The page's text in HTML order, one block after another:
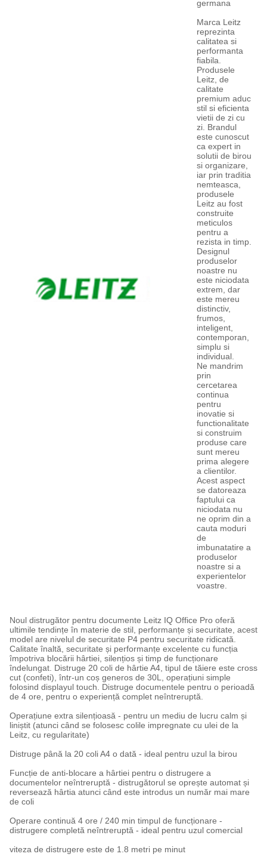
germana
Marca Leitz
reprezinta
calitatea si
performanta
fiabila.
Produsele
Leitz, de
calitate
premium aduc
stil si eficienta
vietii de zi cu
zi. Brandul
este cunoscut
ca expert in
solutii de birou
si organizare,
iar prin traditia
nemteasca,
produsele
Leitz au fost
construite
meticulos
pentru a
rezista in timp.
Designul
produselor
noastre nu
este niciodata
extrem, dar
este mereu
distinctiv,
frumos,
inteligent,
contemporan,
simplu si
individual.
Ne mandrim
prin
cercetarea
continua
pentru
inovatie si
functionalitate
si construim
produse care
sunt mereu
prima alegere
a clientilor.
Acest aspect
se datoreaza
faptului ca
niciodata nu
ne oprim din a
cauta moduri
de
imbunatatire a
produselor
noastre si a
experientelor
voastre.
Noul distrugător pentru documente Leitz IQ Office Pro oferă
ultimile tendințe în materie de stil, performanțe și securitate, acest
model are nivelul de securitate P4 pentru securitate ridicată.
Calitate înaltă, securitate și performanțe excelente cu funcția
împotriva blocării hârtiei, silențios și timp de funcționare
îndelungat. Distruge 20 coli de hârtie A4, tipul de tăiere este cross
cut (confeti), într-un coș generos de 30L, operațiuni simple
folosind displayul touch. Distruge documentele pentru o perioadă
de 4 ore, pentru o experiență complet neîntreruptă.
Operațiune extra silențioasă - pentru un mediu de lucru calm și
liniștit (atunci când se folosesc colile impregnate cu ulei de la
Leitz, cu regularitate)
Distruge până la 20 coli A4 o dată - ideal pentru uzul la birou
Funcție de anti-blocare a hârtiei pentru o distrugere a
documentelor neîntreruptă - distrugătorul se oprește automat și
reversează hârtia atunci când este introdus un număr mai mare
de coli
Operare continuă 4 ore / 240 min timpul de funcționare -
distrugere completă neîntreruptă - ideal pentru uzul comercial
viteza de distrugere este de 1.8 metri pe minut